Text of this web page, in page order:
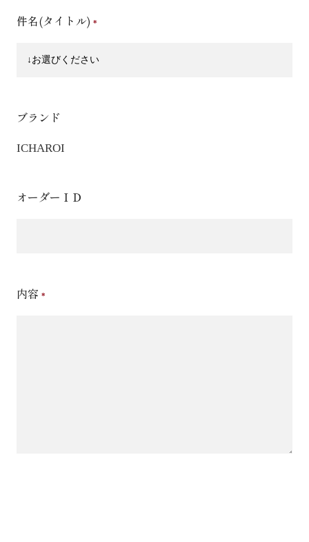
件名(タイトル)
ブランド
ICHAROI
オーダーＩＤ
内容